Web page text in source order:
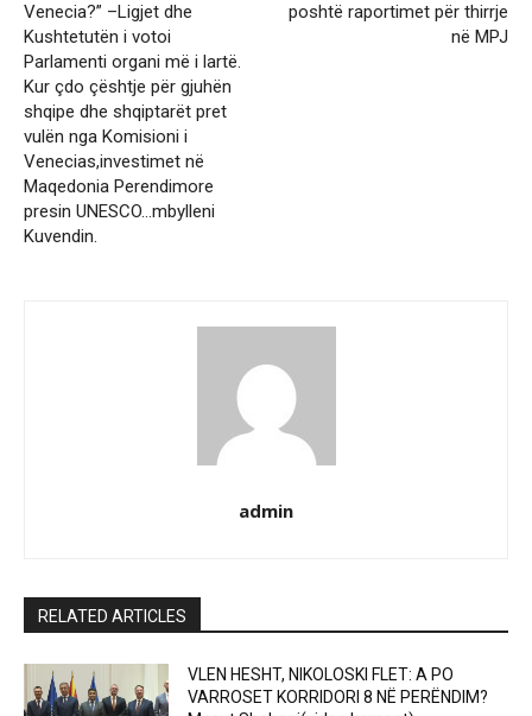
Venecia?” –Ligjet dhe
Kushtetutën i votoi
Parlamenti organi më i lartë.
Kur çdo çështje për gjuhën
shqipe dhe shqiptarët pret
vulën nga Komisioni i
Venecias,investimet në
Maqedonia Perendimore
presin UNESCO…mbylleni
Kuvendin.
poshtë raportimet për thirrje
në MPJ
admin
RELATED ARTICLES
VLEN HESHT, NIKOLOSKI FLET: A PO
VARROSET KORRIDORI 8 NË PERËNDIM?